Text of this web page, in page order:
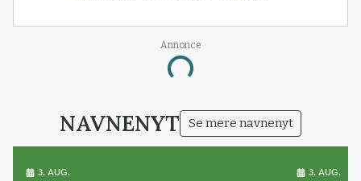
Annonce
Loading...
NAVNENYT Se mere navnenyt
3. AUG. 3. AUG.